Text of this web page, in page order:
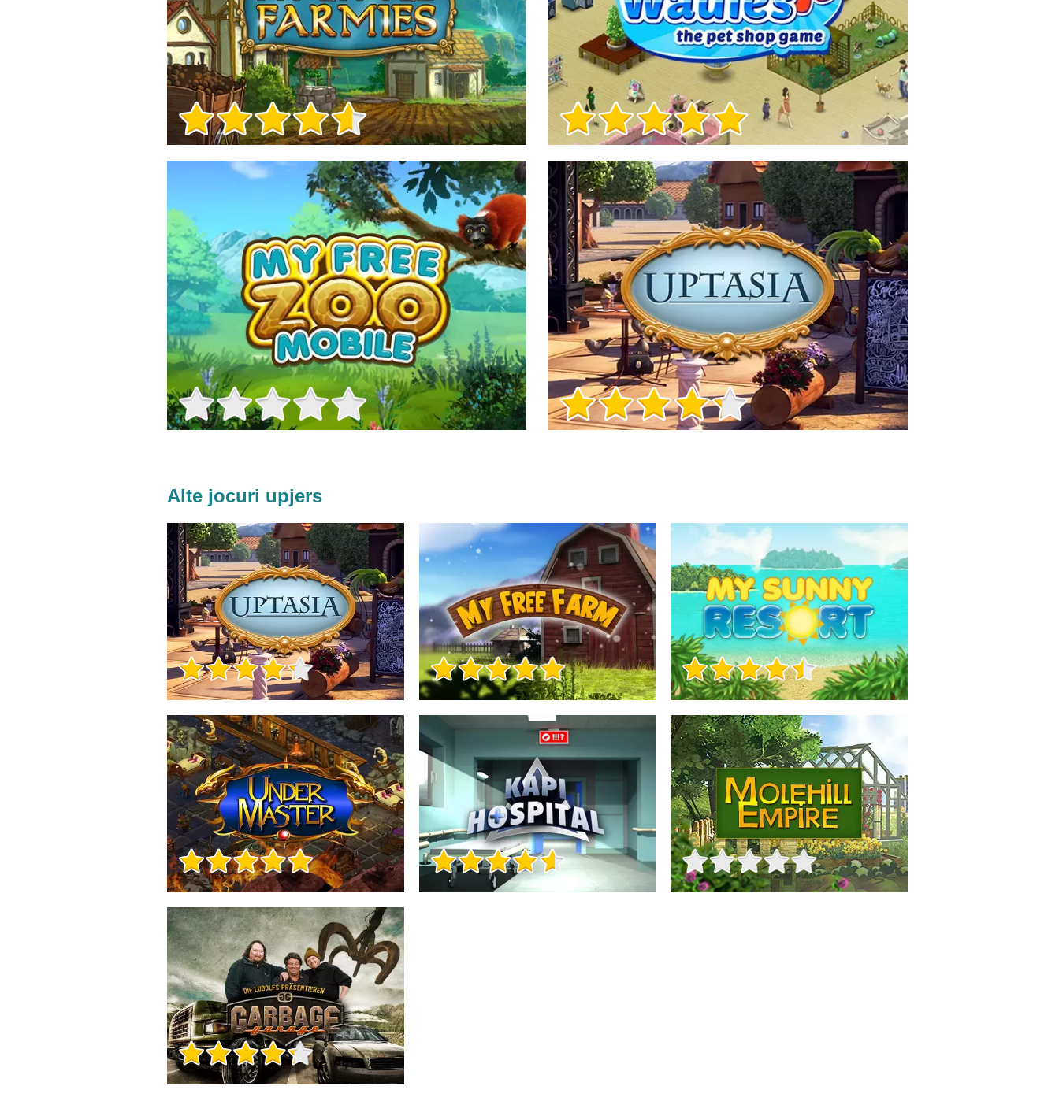
Informații despre joc
Informații despre joc
Informații despre joc Informații despre joc
Informații despre joc Informații despre joc
Alte jocuri upjers